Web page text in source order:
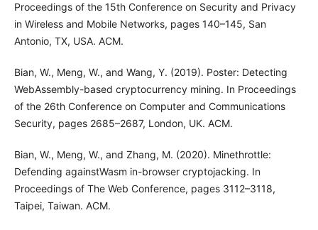
Proceedings of the 15th Conference on Security and Privacy
in Wireless and Mobile Networks, pages 140–145, San
Antonio, TX, USA. ACM.
Bian, W., Meng, W., and Wang, Y. (2019). Poster: Detecting
WebAssembly-based cryptocurrency mining. In Proceedings
of the 26th Conference on Computer and Communications
Security, pages 2685–2687, London, UK. ACM.
Bian, W., Meng, W., and Zhang, M. (2020). Minethrottle:
Defending againstWasm in-browser cryptojacking. In
Proceedings of The Web Conference, pages 3112–3118,
Taipei, Taiwan. ACM.